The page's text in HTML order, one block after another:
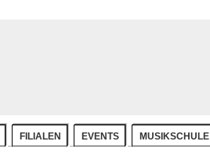
FILIALEN EVENTS MUSIKSCHULE